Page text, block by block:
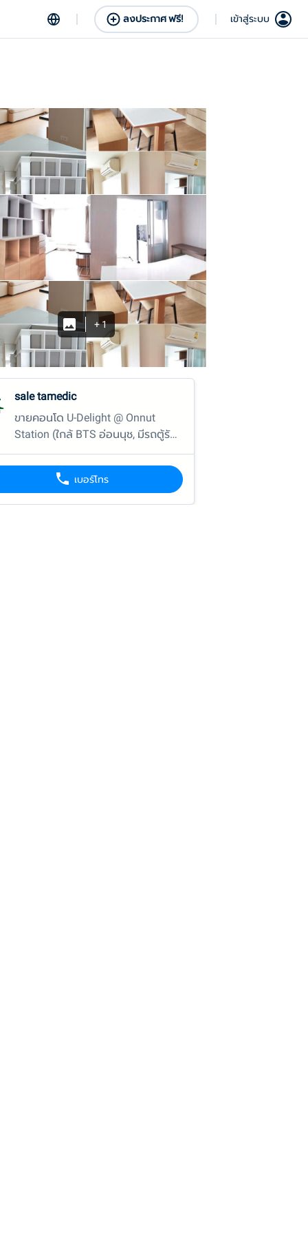
ลงประกาศ ฟรี! เข้าสู่ระบบ
+1
sale tamedic
ขายคอนโด U-Delight @ Onnut
Station (ใกล้ BTS อ่อนนุช, มีรถตู้รับ-
ส่งตามรอบ, มี 7-11 +ร้านอาหาร+ร้าน
ซักอบรีด ใต้คอนโด)
เบอร์โทร